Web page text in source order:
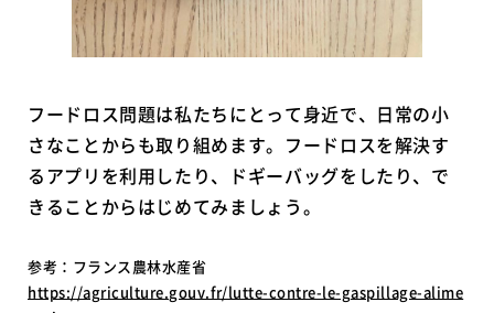
フードロス問題は私たちにとって身近で、日常の小
さなことからも取り組めます。フードロスを解決す
るアプリを利用したり、ドギーバッグをしたり、で
きることからはじめてみましょう。
参考：フランス農林水産省
https://agriculture.gouv.fr/lutte-contre-le-gaspillage-alime